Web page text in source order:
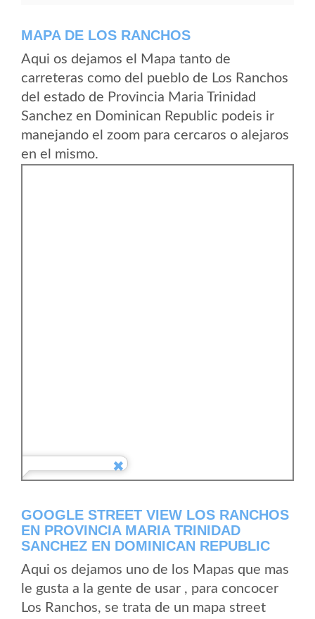
MAPA DE LOS RANCHOS
Aqui os dejamos el Mapa tanto de
carreteras como del pueblo de Los Ranchos
del estado de Provincia Maria Trinidad
Sanchez en Dominican Republic podeis ir
manejando el zoom para cercaros o alejaros
en el mismo.
GOOGLE STREET VIEW LOS RANCHOS
EN PROVINCIA MARIA TRINIDAD
SANCHEZ EN DOMINICAN REPUBLIC
Aqui os dejamos uno de los Mapas que mas
le gusta a la gente de usar , para concocer
Los Ranchos, se trata de un mapa street